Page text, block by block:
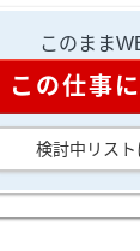
このまま
この仕事
検討中リスト